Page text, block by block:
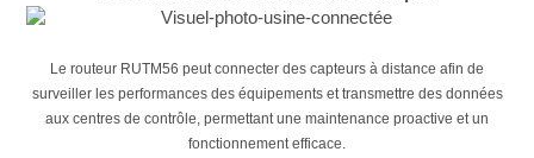
Le routeur RUTM56 peut connecter des capteurs à distance afin de
surveiller les performances des équipements et transmettre des données
aux centres de contrôle, permettant une maintenance proactive et un
fonctionnement efficace.